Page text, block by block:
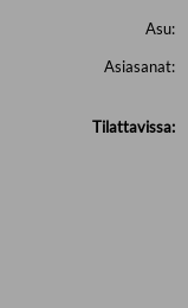
Asu:
Asiasanat:
Tilattavissa: